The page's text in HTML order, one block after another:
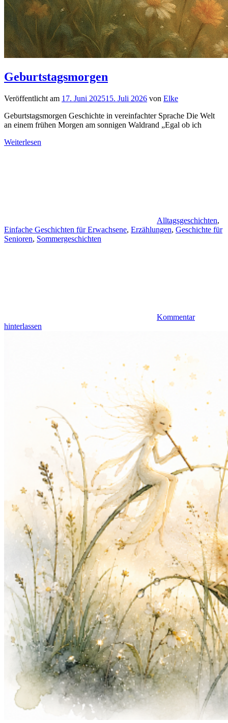
Geburtstagsmorgen
Veröffentlicht am 17. Juni 202515. Juli 2026 von Elke
Geburtstagsmorgen Geschichte in vereinfachter Sprache Die Welt
an einem frühen Morgen am sonnigen Waldrand „Egal ob ich
Weiterlesen
Alltagsgeschichten,
Einfache Geschichten für Erwachsene, Erzählungen, Geschichte für
Senioren, Sommergeschichten
Kommentar
hinterlassen